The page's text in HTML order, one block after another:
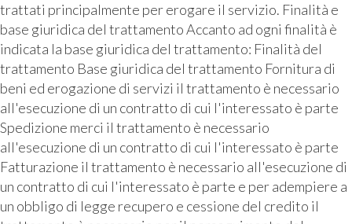
trattati principalmente per erogare il servizio. Finalità e
base giuridica del trattamento Accanto ad ogni finalità è
indicata la base giuridica del trattamento: Finalità del
trattamento Base giuridica del trattamento Fornitura di
beni ed erogazione di servizi il trattamento è necessario
all'esecuzione di un contratto di cui l'interessato è parte
Spedizione merci il trattamento è necessario
all'esecuzione di un contratto di cui l'interessato è parte
Fatturazione il trattamento è necessario all'esecuzione di
un contratto di cui l'interessato è parte e per adempiere a
un obbligo di legge recupero e cessione del credito il